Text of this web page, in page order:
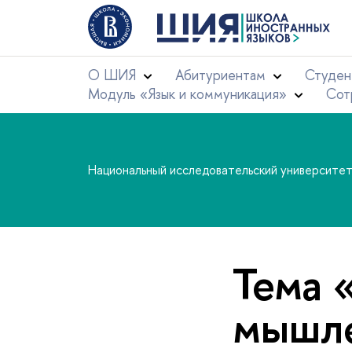
О ШИЯ Абитуриентам
Модуль «Язык и коммуникация»
Национальный исследовательский
Тема